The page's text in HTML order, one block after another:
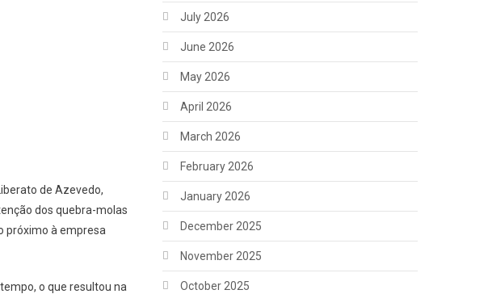
de Azevedo,
dos quebra-molas
próximo à empresa
o que resultou na
July 2026
June 2026
May 2026
April 2026
March 2026
February 2026
January 2026
December 2025
November 2025
October 2025